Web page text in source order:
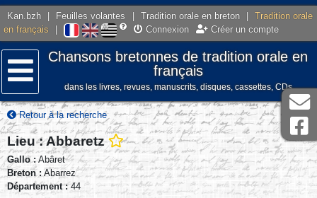
Kan.bzh Feuilles volantes Tradition orale en breton
Tradition orale
en français
Connexion Créer un compte
Menu
Chansons bretonnes de tradition orale en
français
dans les livres, revues, manuscrits, disques, cassettes, CDs
Retour à la recherche
Lieu : Abbaretz
Gallo : Abâret
Breton : Abarrez
Département :44